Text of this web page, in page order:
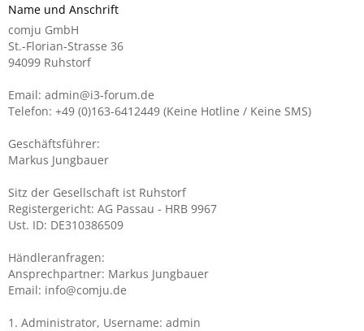
Name und Anschrift
comju GmbH
St.-Florian-Strasse 36
94099 Ruhstorf
Email: admin@i3-forum.de
Telefon: +49 (0)163-6412449 (Keine Hotline / Keine SMS)
Geschäftsführer:
Markus Jungbauer
Sitz der Gesellschaft ist Ruhstorf
Registergericht: AG Passau - HRB 9967
Ust. ID: DE310386509
Händleranfragen:
Ansprechpartner: Markus Jungbauer
Email: info@comju.de
1. Administrator, Username: admin